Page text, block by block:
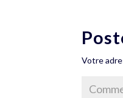
Votre